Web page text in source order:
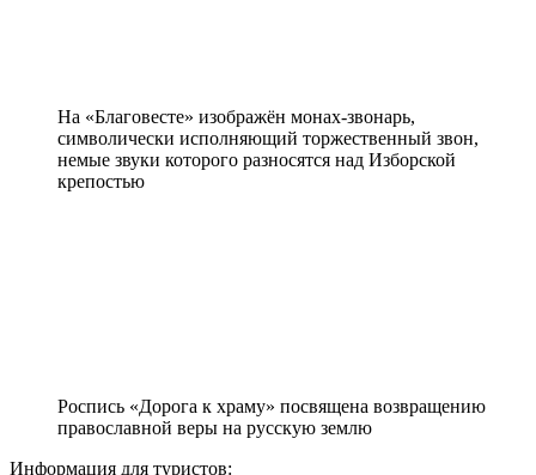
На «Благовесте» изображён монах-звонарь,
символически исполняющий торжественный звон,
немые звуки которого разносятся над Изборской
крепостью
Роспись «Дорога к храму» посвящена возвращению
православной веры на русскую землю
Информация для туристов: